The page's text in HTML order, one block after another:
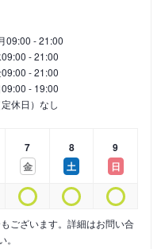
09:00 - 21:00
09:00 - 21:00
09:00 - 21:00
09:00 - 19:00
定休日）なし
7
金
8
土
9
日
ございます。詳細はお問い合